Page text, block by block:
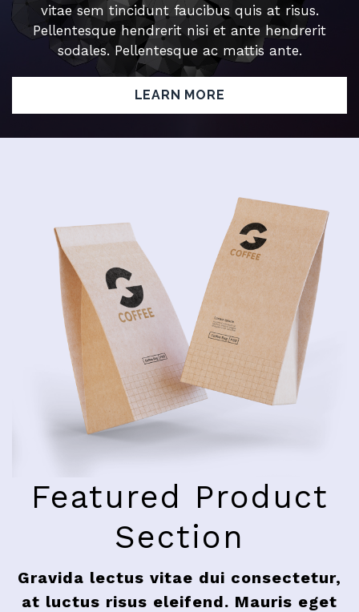
vitae sem tincidunt faucibus quis at risus.
Pellentesque hendrerit nisi et ante hendrerit
sodales. Pellentesque ac mattis ante.
LEARN MORE
Featured Product
Section
Gravida lectus vitae dui consectetur,
at luctus risus eleifend. Mauris eget